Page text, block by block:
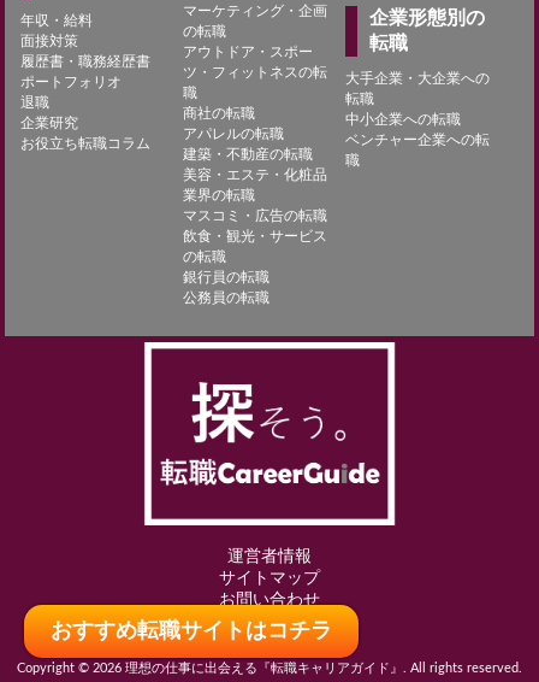
おすすめ転職サイトはコチラ
年収・給料
面接対策
履歴書・職務経歴書
ポートフォリオ
退職
企業研究
お役立ち転職コラム
マーケティング・企画
の転職
アウトドア・スポー
ツ・フィットネスの転
職
商社の転職
アパレルの転職
建築・不動産の転職
美容・エステ・化粧品
業界の転職
マスコミ・広告の転職
飲食・観光・サービス
の転職
銀行員の転職
公務員の転職
企業形態別の
転職
大手企業・大企業への
転職
中小企業への転職
ベンチャー企業への転
職
運営者情報
サイトマップ
お問い合わせ
Copyright © 2026 理想の仕事に出会える『転職キャリアガイド』. All rights reserved.